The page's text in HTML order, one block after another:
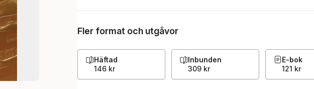
Fler format och utgåvor
Häftad
146 kr
Inbunden
309 kr
E-bok
121 kr